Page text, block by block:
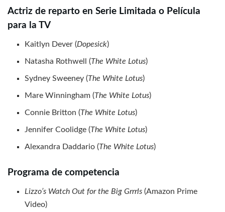
Actriz de reparto en Serie Limitada o Película
para la TV
Kaitlyn Dever (Dopesick)
Natasha Rothwell (The White Lotus)
Sydney Sweeney (The White Lotus)
Mare Winningham (The White Lotus)
Connie Britton (The White Lotus)
Jennifer Coolidge (The White Lotus)
Alexandra Daddario (The White Lotus)
Programa de competencia
Lizzo’s Watch Out for the Big Grrrls (Amazon Prime
Video)